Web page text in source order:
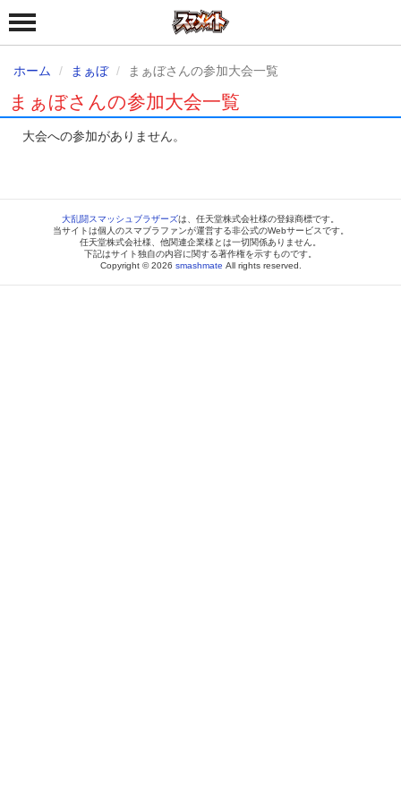
ホーム まぁぼ まぁぼさんの参加大会一覧
まぁぼさんの参加大会一覧
大会への参加がありません。
大乱闘スマッシュブラザーズは、任天堂株式会社様の登録商標です。
当サイトは個人のスマブラファンが運営する非公式のWebサービスです。
任天堂株式会社様、他関連企業様とは一切関係ありません。
下記はサイト独自の内容に関する著作権を示すものです。
Copyright © 2026 smashmate All rights reserved.